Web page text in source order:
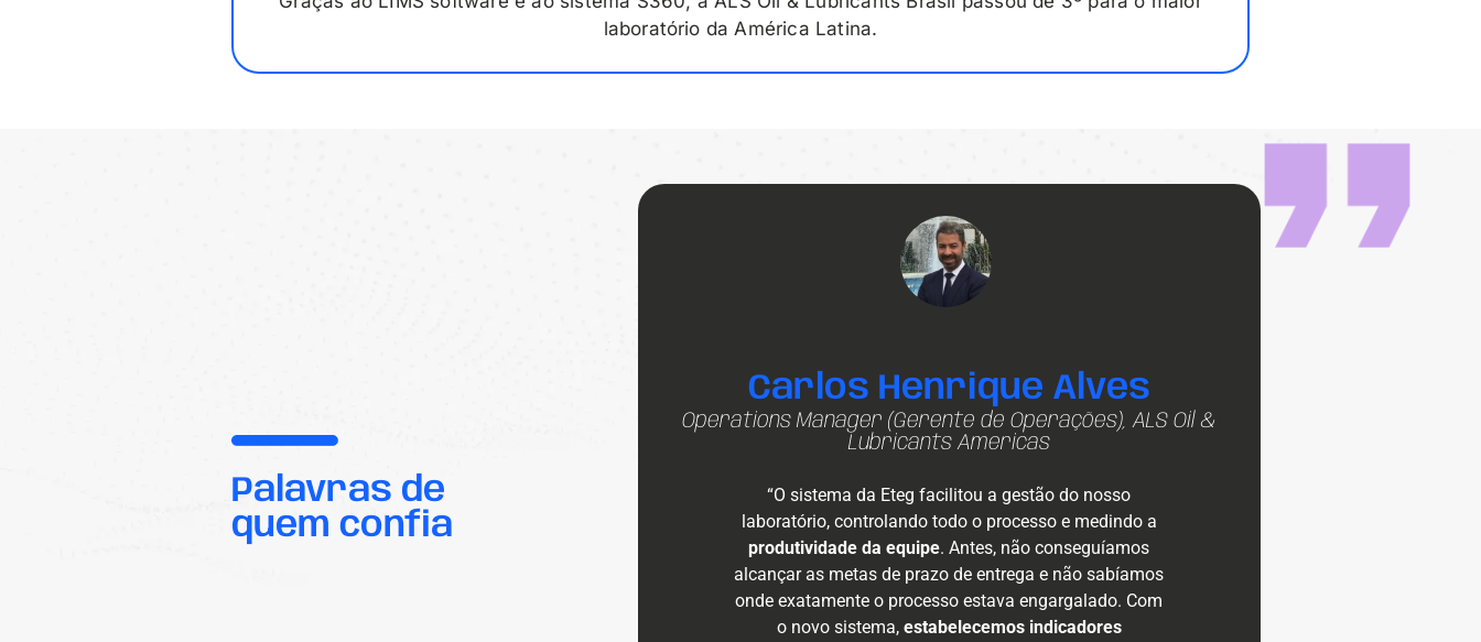
laboratório da América Latina.
Palavras de
quem confia
Carlos Henrique Alves
Operations Manager (Gerente de Operações), ALS Oil &
Lubricants Americas
“O sistema da Eteg facilitou a gestão do nosso
laboratório, controlando todo o processo e medindo a
produtividade da equipe. Antes, não conseguíamos
alcançar as metas de prazo de entrega e não sabíamos
onde exatamente o processo estava engargalado. Com
o novo sistema, estabelecemos indicadores